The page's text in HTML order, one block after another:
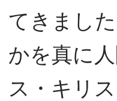
てきまし
かを真に
ス・キリ